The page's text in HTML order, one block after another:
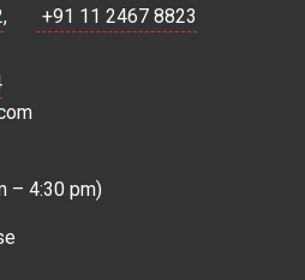
, +91 11 2467 8823
– 4:30 pm)